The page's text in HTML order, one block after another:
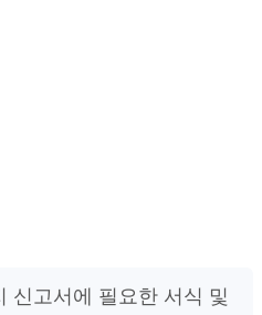
신고서에 필요한 서식 및